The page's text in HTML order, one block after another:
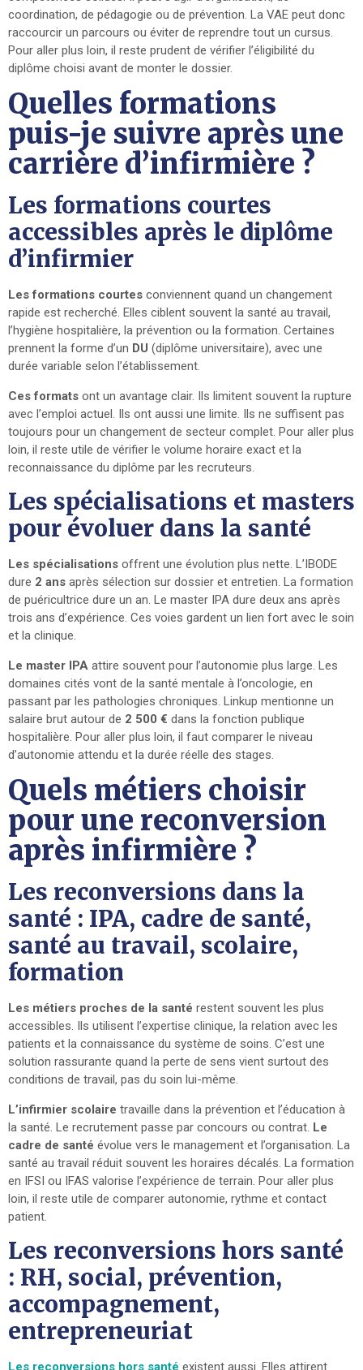
coordination, de pédagogie ou de prévention. La VAE peut donc
raccourcir un parcours ou éviter de reprendre tout un cursus.
Pour aller plus loin, il reste prudent de vérifier l’éligibilité du
diplôme choisi avant de monter le dossier.
Quelles formations
puis-je suivre après une
carrière d’infirmière ?
Les formations courtes
accessibles après le diplôme
d’infirmier
Les formations courtes conviennent quand un changement
rapide est recherché. Elles ciblent souvent la santé au travail,
l’hygiène hospitalière, la prévention ou la formation. Certaines
prennent la forme d’un DU (diplôme universitaire), avec une
durée variable selon l’établissement.
Ces formats ont un avantage clair. Ils limitent souvent la rupture
avec l’emploi actuel. Ils ont aussi une limite. Ils ne suffisent pas
toujours pour un changement de secteur complet. Pour aller plus
loin, il reste utile de vérifier le volume horaire exact et la
reconnaissance du diplôme par les recruteurs.
Les spécialisations et masters
pour évoluer dans la santé
Les spécialisations offrent une évolution plus nette. L’IBODE
dure 2 ans après sélection sur dossier et entretien. La formation
de puéricultrice dure un an. Le master IPA dure deux ans après
trois ans d’expérience. Ces voies gardent un lien fort avec le soin
et la clinique.
Le master IPA attire souvent pour l’autonomie plus large. Les
domaines cités vont de la santé mentale à l’oncologie, en
passant par les pathologies chroniques. Linkup mentionne un
salaire brut autour de 2 500 € dans la fonction publique
hospitalière. Pour aller plus loin, il faut comparer le niveau
d’autonomie attendu et la durée réelle des stages.
Quels métiers choisir
pour une reconversion
après infirmière ?
Les reconversions dans la
santé : IPA, cadre de santé,
santé au travail, scolaire,
formation
Les métiers proches de la santé restent souvent les plus
accessibles. Ils utilisent l’expertise clinique, la relation avec les
patients et la connaissance du système de soins. C’est une
solution rassurante quand la perte de sens vient surtout des
conditions de travail, pas du soin lui-même.
L’infirmier scolaire travaille dans la prévention et l’éducation à
la santé. Le recrutement passe par concours ou contrat. Le
cadre de santé évolue vers le management et l’organisation. La
santé au travail réduit souvent les horaires décalés. La formation
en IFSI ou IFAS valorise l’expérience de terrain. Pour aller plus
loin, il reste utile de comparer autonomie, rythme et contact
patient.
Les reconversions hors santé
: RH, social, prévention,
accompagnement,
entrepreneuriat
Les reconversions hors santé existent aussi. Elles attirent